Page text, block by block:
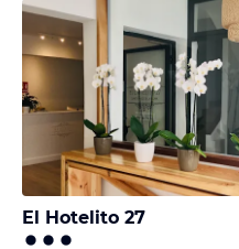
El Hotelito 27